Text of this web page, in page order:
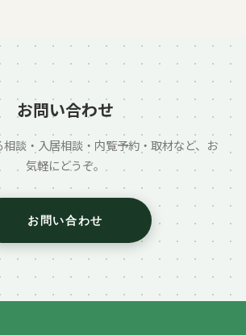
お問い合わせ
談・入居相談・内覧予約・取材など、お
気軽にどうぞ。
お問い合わせ